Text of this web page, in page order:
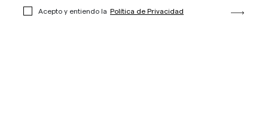
Acepto y entiendo la Política de Privacidad